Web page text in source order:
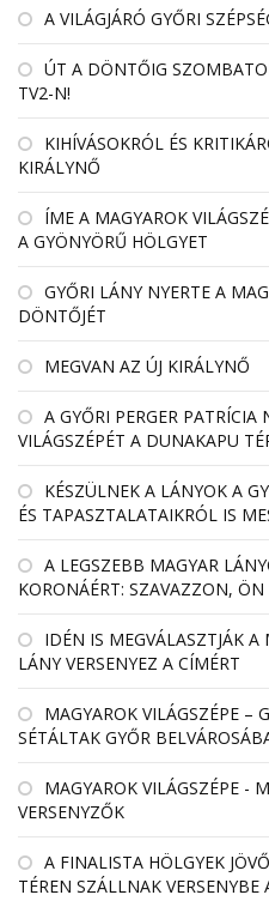
A VILÁGJÁRÓ GYŐRI
ÚT A DÖNTŐIG
TV2-N!
KIHÍVÁSOKRÓL ÉS
KIRÁLYNŐ
ÍME A MAGYAROK
A GYÖNYÖRŰ HÖLGYET
GYŐRI LÁNY NYERTE A
DÖNTŐJÉT
MEGVAN AZ ÚJ KIRÁLYNŐ
A GYŐRI PERGER PATRÍCIA
VILÁGSZÉPÉT A DUNAKAPU
KÉSZÜLNEK A LÁNYOK A
ÉS TAPASZTALATAIKRÓL IS
A LEGSZEBB MAGYAR
KORONÁÉRT: SZAVAZZON,
IDÉN IS MEGVÁLASZTJÁK A
LÁNY VERSENYEZ A CÍMÉRT
MAGYAROK VILÁGSZÉPE –
SÉTÁLTAK GYŐR
MAGYAROK VILÁGSZÉPE -
VERSENYZŐK
A FINALISTA HÖLGYEK
TÉREN SZÁLLNAK VERSENYBE